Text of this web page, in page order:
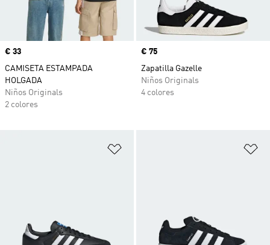
Precio
€ 33
CAMISETA ESTAMPADA
HOLGADA
Niños Originals
2 colores
Precio
€ 75
Zapatilla Gazelle
Niños Originals
4 colores